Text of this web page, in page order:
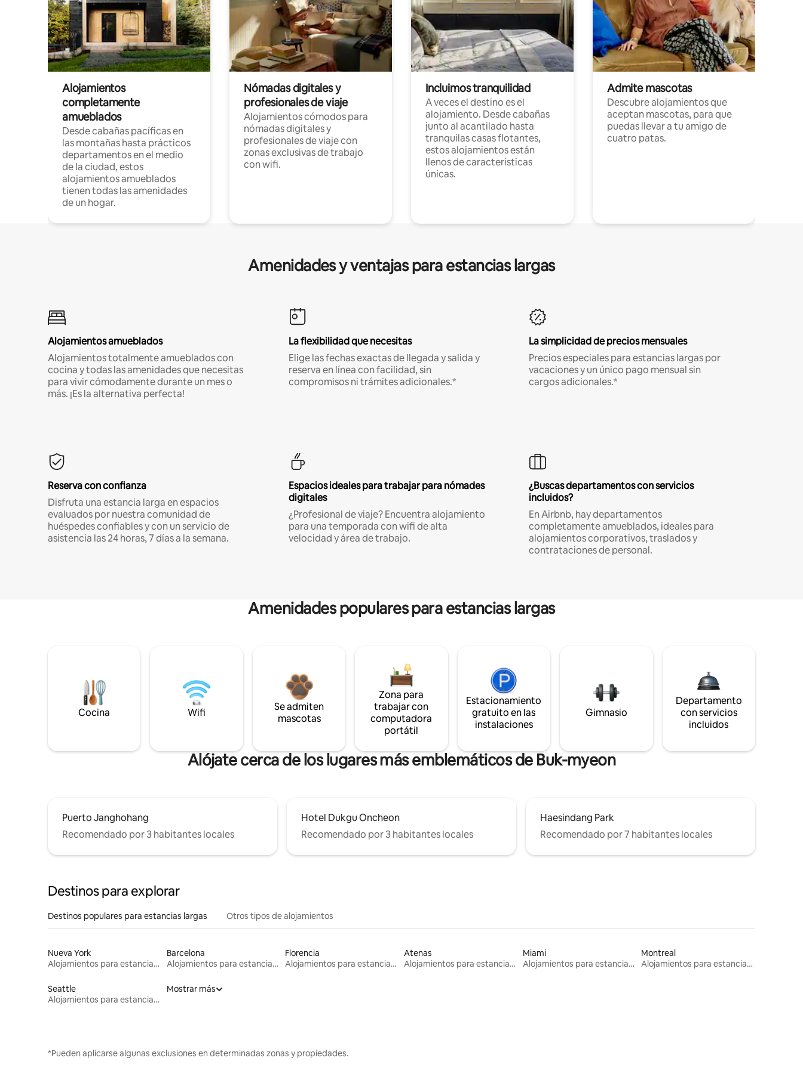
Alojamientos
completamente
amueblados
Desde cabañas pacíficas en
las montañas hasta prácticos
departamentos en el medio
de la ciudad, estos
alojamientos amueblados
tienen todas las amenidades
de un hogar.
Nómadas digitales y
profesionales de viaje
Alojamientos cómodos para
nómadas digitales y
profesionales de viaje con
zonas exclusivas de trabajo
con wifi.
Incluimos tranquilidad
A veces el destino es el
alojamiento. Desde cabañas
junto al acantilado hasta
tranquilas casas flotantes,
estos alojamientos están
llenos de características
únicas.
Admite mascotas
Descubre alojamientos que
aceptan mascotas, para que
puedas llevar a tu amigo de
cuatro patas.
Amenidades y ventajas para estancias largas
Alojamientos amueblados
Alojamientos totalmente amueblados con
cocina y todas las amenidades que necesitas
para vivir cómodamente durante un mes o
más. ¡Es la alternativa perfecta!
La flexibilidad que necesitas
Elige las fechas exactas de llegada y salida y
reserva en línea con facilidad, sin
compromisos ni trámites adicionales.*
La simplicidad de precios mensuales
Precios especiales para estancias largas por
vacaciones y un único pago mensual sin
cargos adicionales.*
Reserva con confianza
Disfruta una estancia larga en espacios
evaluados por nuestra comunidad de
huéspedes confiables y con un servicio de
asistencia las 24 horas, 7 días a la semana.
Espacios ideales para trabajar para nómades
digitales
¿Profesional de viaje? Encuentra alojamiento
para una temporada con wifi de alta
velocidad y área de trabajo.
¿Buscas departamentos con servicios
incluidos?
En Airbnb, hay departamentos
completamente amueblados, ideales para
alojamientos corporativos, traslados y
contrataciones de personal.
Amenidades populares para estancias largas
Cocina Wifi
Se admiten
mascotas
Zona para
trabajar con
computadora
portátil
Estacionamiento
gratuito en las
instalaciones
Gimnasio
Departamento
con servicios
incluidos
Alójate cerca de los lugares más emblemáticos de Buk-myeon
Puerto Janghohang
Recomendado por 3 habitantes locales
Hotel Dukgu Oncheon
Recomendado por 3 habitantes locales
Haesindang Park
Recomendado por 7 habitantes locales
Destinos para explorar
Destinos populares para estancias largas Otros tipos de alojamientos
Nueva York
Alojamientos para estancias largas
Barcelona
Alojamientos para estancias largas
Florencia
Alojamientos para estancias largas
Atenas
Alojamientos para estancias largas
Miami
Alojamientos para estancias largas
Montreal
Alojamientos para estancias largas
Seattle
Alojamientos para estancias largas
Mostrar más
*Pueden aplicarse algunas exclusiones en determinadas zonas y propiedades.